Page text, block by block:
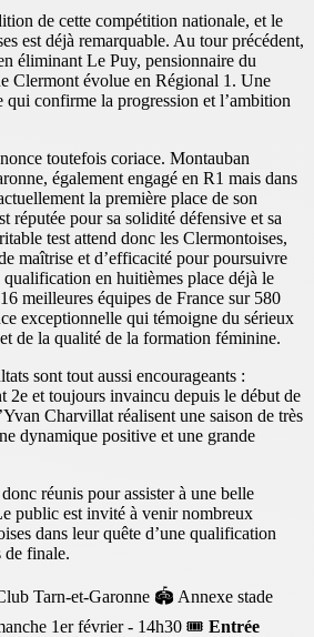
de cette compétition nationale, et le
est déjà remarquable. Au tour précédent,
éliminant Le Puy, pensionnaire du
Clermont évolue en Régional 1. Une
qui confirme la progression et l’ambition
toutefois coriace. Montauban
également engagé en R1 mais dans
la première place de son
réputée pour sa solidité défensive et sa
test attend donc les Clermontoises,
maîtrise et d’efficacité pour poursuivre
en huitièmes place déjà le
meilleures équipes de France sur 580
exceptionnelle qui témoigne du sérieux
de la qualité de la formation féminine.
sont tout aussi encourageants :
2e et toujours invaincu depuis le début de
Charvillat réalisent une saison de très
dynamique positive et une grande
réunis pour assister à une belle
public est invité à venir nombreux
dans leur quête d’une qualification
de finale.
Tarn-et-Garonne 🏟️ Annexe stade
1er février - 14h30 🎟️ Entrée